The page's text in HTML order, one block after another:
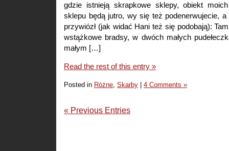
gdzie istnieją skrapkowe sklepy, obiekt
sklepu będą jutro, wy się też podenerwujecie,
przywiózł (jak widać Hani też się podobają):
wstążkowe bradsy, w dwóch małych
małym […]
Read the rest of this entry »
Posted in Różne, Skarby 4 Comments »
« Previous Entries